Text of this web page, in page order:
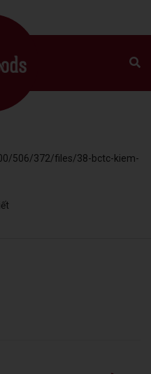
506/372/files/38-bctc-kiem-